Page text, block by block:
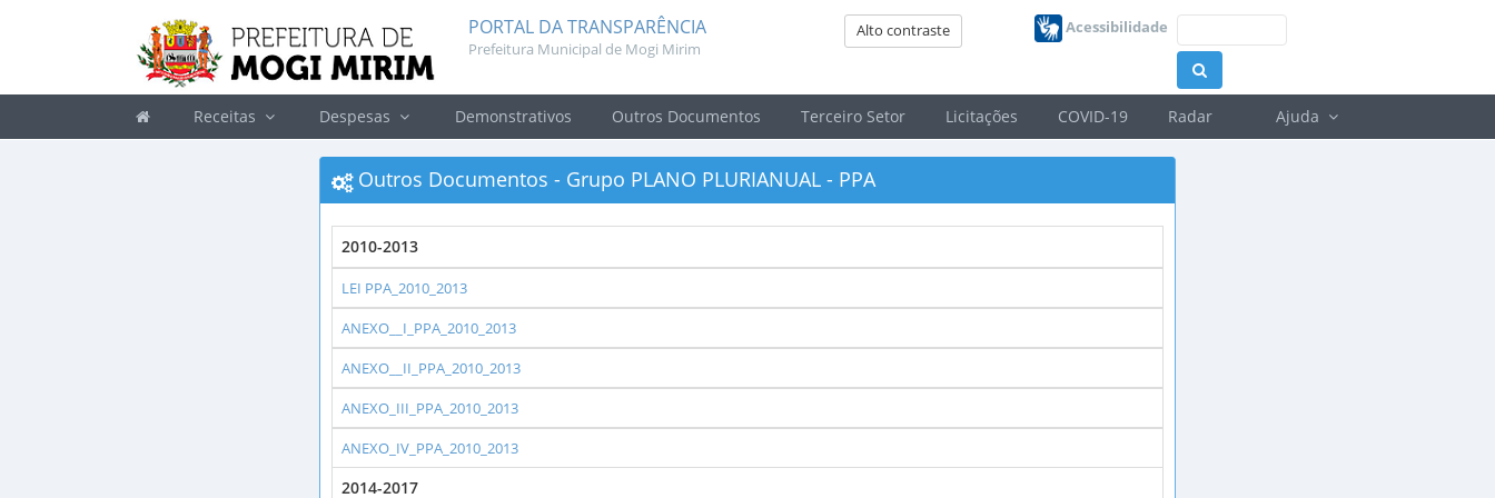
PORTAL DA TRANSPARÊNCIA
Prefeitura Municipal de Mogi Mirim
Alto contraste Acessibilidade
Receitas Despesas Demonstrativos Outros Documentos Terceiro Setor Licitações COVID-19 Radar Ajuda
Outros Documentos - Grupo PLANO PLURIANUAL - PPA
2010-2013
LEI PPA_2010_2013
ANEXO__I_PPA_2010_2013
ANEXO__II_PPA_2010_2013
ANEXO_III_PPA_2010_2013
ANEXO_IV_PPA_2010_2013
2014-2017